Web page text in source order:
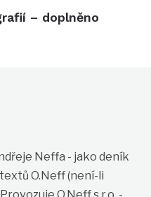
– doplněno
Neffa - jako deník
O.Neff (není-li